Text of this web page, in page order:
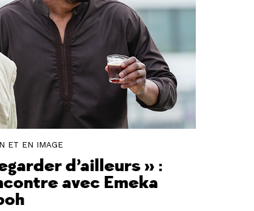
ET EN IMAGE
d’ailleurs » :
avec Emeka